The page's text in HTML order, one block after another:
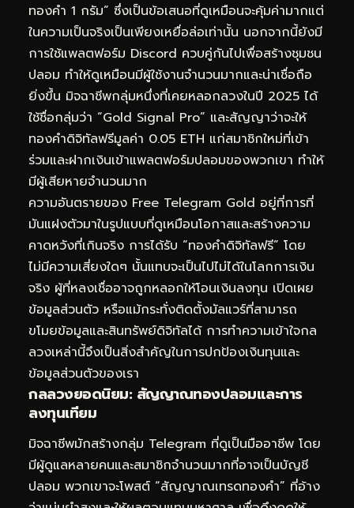
ทองคำ 1 กรัม” ซึ่งเป็นข้อเสนอที่ดูเหมือนจะคุ้มค่ามากแต่
ในความเป็นจริงเป็นเพียงเหยื่อล่อเท่านั้น นอกจากนี้ยังมี
การใช้แพลตฟอร์ม Discord ควบคู่กันไปเพื่อสร้างชุมชน
ปลอม ทำให้ดูเหมือนมีผู้ใช้งานจำนวนมากและน่าเชื่อถือ
ยิ่งขึ้น มิจฉาชีพกลุ่มหนึ่งที่เคยหลอกลวงในปี 2025 ได้
ใช้ชื่อกลุ่มว่า “Gold Signal Pro” และสัญญาว่าจะให้
ทองคำดิจิทัลฟรีมูลค่า 0.05 ETH แก่สมาชิกใหม่ที่เข้า
ร่วมและฝากเงินเข้าแพลตฟอร์มปลอมของพวกเขา ทำให้
มีผู้เสียหายจำนวนมาก
ความอันตรายของ Free Telegram Gold อยู่ที่การที่
มันแฝงตัวมาในรูปแบบที่ดูเหมือนโอกาสและสร้างความ
คาดหวังที่เกินจริง การได้รับ “ทองคำดิจิทัลฟรี” โดย
ไม่มีความเสี่ยงใดๆ นั้นแทบจะเป็นไปไม่ได้ในโลกการเงิน
จริง ผู้ที่หลงเชื่ออาจถูกหลอกให้โอนเงินลงทุน เปิดเผย
ข้อมูลส่วนตัว หรือแม้กระทั่งติดตั้งมัลแวร์ที่สามารถ
ขโมยข้อมูลและสินทรัพย์ดิจิทัลได้ การทำความเข้าใจกล
ลวงเหล่านี้จึงเป็นสิ่งสำคัญในการปกป้องเงินทุนและ
ข้อมูลส่วนตัวของเรา
กลลวงยอดนิยม: สัญญาณทองปลอมและการ
ลงทุนเทียม
มิจฉาชีพมักสร้างกลุ่ม Telegram ที่ดูเป็นมืออาชีพ โดย
มีผู้ดูแลหลายคนและสมาชิกจำนวนมากที่อาจเป็นบัญชี
ปลอม พวกเขาจะโพสต์ “สัญญาณเทรดทองคำ” ที่อ้าง